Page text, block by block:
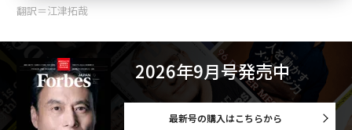
翻訳＝江津拓哉
2026年9月号発売中
最新号の購入はこちらから